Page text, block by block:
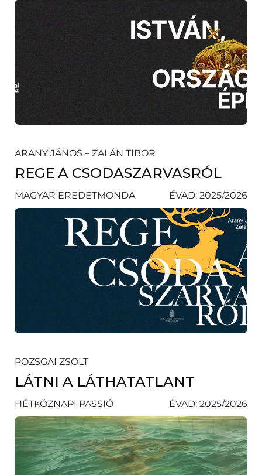
ARANY JÁNOS – ZALÁN TIBOR
REGE A CSODASZARVASRÓL
MAGYAR EREDETMONDA ÉVAD: 2025/2026
POZSGAI ZSOLT
LÁTNI A LÁTHATATLANT
HÉTKÖZNAPI PASSIÓ ÉVAD: 2025/2026